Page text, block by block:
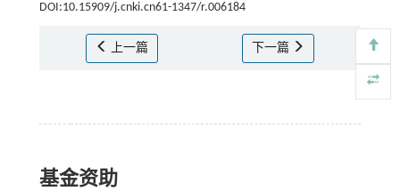
DOI:10.15909/j.cnki.cn61-1347/r.006184
上一篇 下一篇
基金资助